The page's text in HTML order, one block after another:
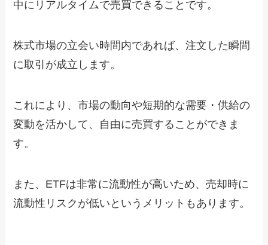
中にリアルタイムで売買できることです。
株式市場の立会い時間内であれば、注文した瞬間
に取引が成立します。
これにより、市場の動向や短期的な需要・供給の
変動を活かして、自由に売買することができま
す。
また、ETFは非常に流動性が高いため、売却時に
流動性リスクが低いというメリットもあります。